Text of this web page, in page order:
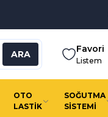
ARA Favori
Listem
OTO
LASTİK
SOĞUTMA
SİSTEMİ